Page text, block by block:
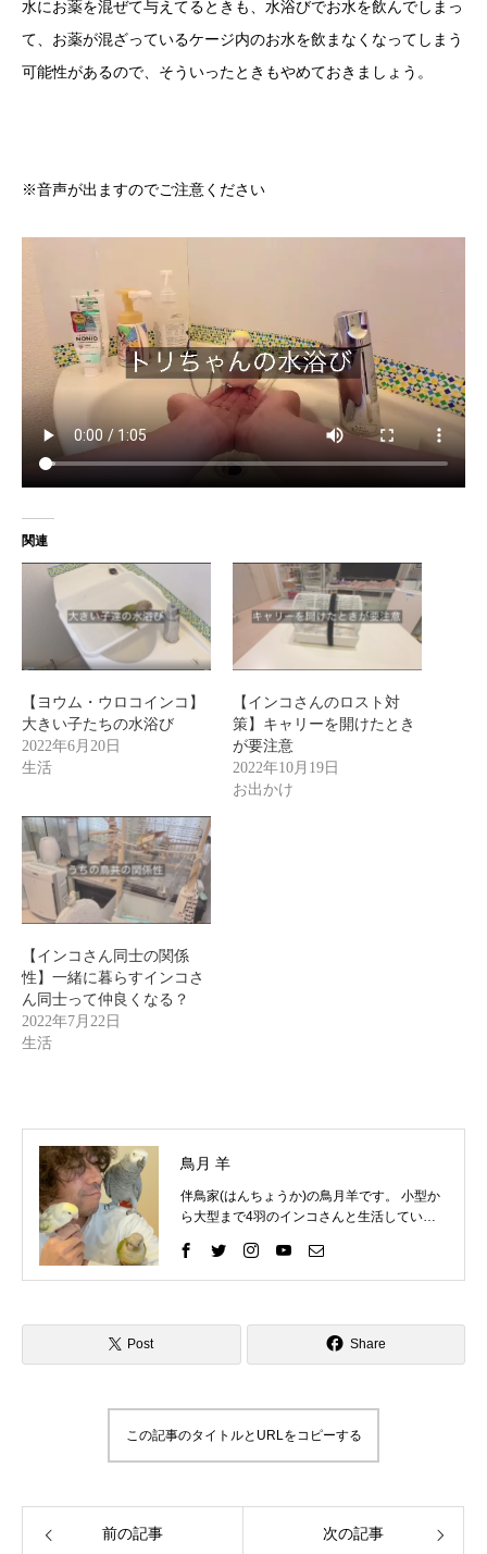
水にお薬を混ぜて与えてるときも、水浴びでお水を飲んでしまっ
て、お薬が混ざっているケージ内のお水を飲まなくなってしまう
可能性があるので、そういったときもやめておきましょう。
※音声が出ますのでご注意ください
関連
【ヨウム・ウロコインコ】
大きい子たちの水浴び
2022年6月20日
生活
【インコさんのロスト対
策】キャリーを開けたとき
が要注意
2022年10月19日
お出かけ
【インコさん同士の関係
性】一緒に暮らすインコさ
ん同士って仲良くなる？
2022年7月22日
生活
鳥月 羊
伴鳥家(はんちょうか)の鳥月羊です。 小型か
ら大型まで4羽のインコさんと生活していま
困りごとを経験してきました。 そしてそれを
いろいろな方法で解決して、今ではインコさ
インコライフをさらに楽しいものにしたい。
インコさんと「生涯の相棒」と呼べるような
に、生きていく」 生涯の相棒インコと寄り添
える生活を愛鳥家さんと一緒にデザインして
Post Share
この記事のタイトルとURLをコピーする
前の記事 次の記事